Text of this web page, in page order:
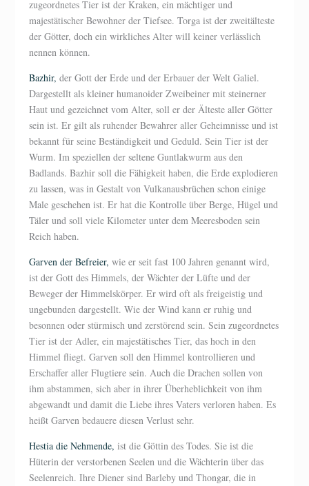
zugeordnetes Tier ist der Kraken, ein mächtiger und
majestätischer Bewohner der Tiefsee. Torga ist der zweitälteste
der Götter, doch ein wirkliches Alter will keiner verlässlich
nennen können.
Bazhir, der Gott der Erde und der Erbauer der Welt Galiel.
Dargestellt als kleiner humanoider Zweibeiner mit steinerner
Haut und gezeichnet vom Alter, soll er der Älteste aller Götter
sein ist. Er gilt als ruhender Bewahrer aller Geheimnisse und ist
bekannt für seine Beständigkeit und Geduld. Sein Tier ist der
Wurm. Im speziellen der seltene Guntlakwurm aus den
Badlands. Bazhir soll die Fähigkeit haben, die Erde explodieren
zu lassen, was in Gestalt von Vulkanausbrüchen schon einige
Male geschehen ist. Er hat die Kontrolle über Berge, Hügel und
Täler und soll viele Kilometer unter dem Meeresboden sein
Reich haben.
Garven der Befreier, wie er seit fast 100 Jahren genannt wird,
ist der Gott des Himmels, der Wächter der Lüfte und der
Beweger der Himmelskörper. Er wird oft als freigeistig und
ungebunden dargestellt. Wie der Wind kann er ruhig und
besonnen oder stürmisch und zerstörend sein. Sein zugeordnetes
Tier ist der Adler, ein majestätisches Tier, das hoch in den
Himmel fliegt. Garven soll den Himmel kontrollieren und
Erschaffer aller Flugtiere sein. Auch die Drachen sollen von
ihm abstammen, sich aber in ihrer Überheblichkeit von ihm
abgewandt und damit die Liebe ihres Vaters verloren haben. Es
heißt Garven bedauere diesen Verlust sehr.
Hestia die Nehmende, ist die Göttin des Todes. Sie ist die
Hüterin der verstorbenen Seelen und die Wächterin über das
Seelenreich. Ihre Diener sind Barleby und Thongar, die in